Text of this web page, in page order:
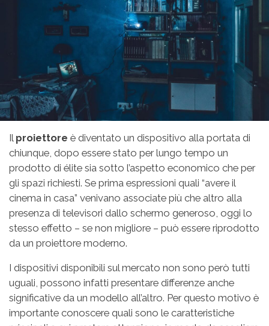
Il proiettore è diventato un dispositivo alla portata di
chiunque, dopo essere stato per lungo tempo un
prodotto di élite sia sotto l’aspetto economico che per
gli spazi richiesti. Se prima espressioni quali “avere il
cinema in casa” venivano associate più che altro alla
presenza di televisori dallo schermo generoso, oggi lo
stesso effetto – se non migliore – può essere riprodotto
da un proiettore moderno.
I dispositivi disponibili sul mercato non sono però tutti
uguali, possono infatti presentare differenze anche
significative da un modello all’altro. Per questo motivo è
importante conoscere quali sono le caratteristiche